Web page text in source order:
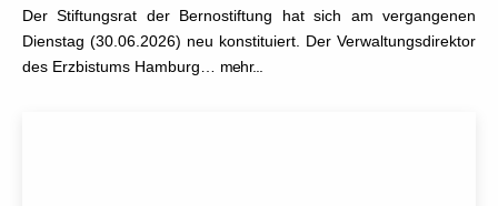
Der Stiftungsrat der Bernostiftung hat sich am vergangenen
Dienstag (30.06.2026) neu konstituiert. Der Verwaltungsdirektor
des Erzbistums Hamburg… mehr...